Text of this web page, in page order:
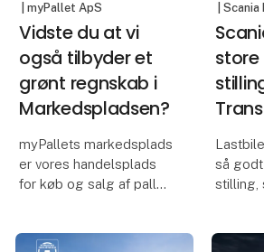
| myPallet ApS
Vidste du at vi
også tilbyder et
grønt regnskab i
Markedspladsen?
myPallets markedsplads
er vores handelsplads
for køb og salg af paller
myPallet handler vi med
|
store
så
stilling,
klar til